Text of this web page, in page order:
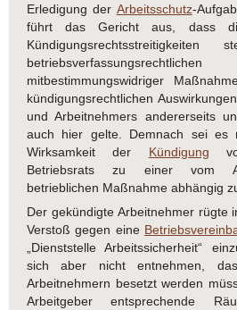
Erledigung der Arbeitsschutz-
führt das Gericht aus, dass
mitbestimmungswidriger
kündigungsrechtlichen
und Arbeitnehmers andererseits
auch hier gelte. Demnach sei es
Wirksamkeit der Kündigung
Betriebsrats zu einer vom
betrieblichen Maßnahme abhängig
Der gekündigte Arbeitnehmer rügte
Verstoß gegen eine
„Dienststelle Arbeitssicherheit“
sich aber nicht entnehmen,
Arbeitnehmern besetzt werden
Arbeitgeber entsprechende